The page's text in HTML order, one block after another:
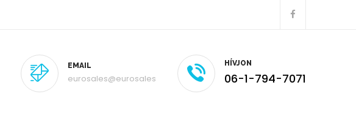
EMAIL
eurosales@eurosales
HÍVJON
06-1-794-7071